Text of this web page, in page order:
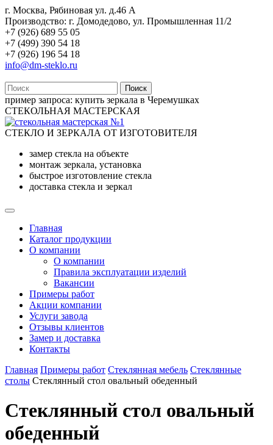
г. Москва, Рябиновая ул. д.46 А
Производство: г. Домодедово, ул. Промышленная 11/2
+7 (926) 689 55 05
+7 (499) 390 54 18
+7 (926) 196 54 18
info@dm-steklo.ru
Поиск
пример запроса: купить зеркала в Черемушках
СТЕКОЛЬНАЯ МАСТЕРСКАЯ
СТЕКЛО И ЗЕРКАЛА ОТ ИЗГОТОВИТЕЛЯ
замер стекла на объекте
монтаж зеркала, установка
быстрое изготовление стекла
доставка стекла и зеркал
Главная
Каталог продукции
О компании
О компании
Правила эксплуатации изделий
Вакансии
Примеры работ
Акции компании
Услуги завода
Отзывы клиентов
Замер и доставка
Контакты
Главная Примеры работ Стеклянная мебель Стеклянные
столы Стеклянный стол овальный обеденный
Стеклянный стол овальный
обеденный